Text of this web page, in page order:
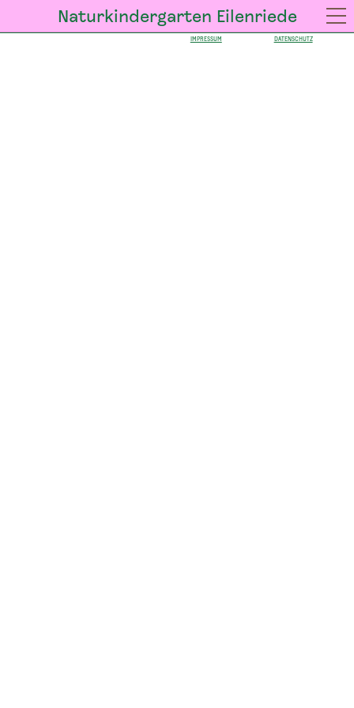
Naturkindergarten Eilenriede
IMPRESSUM DATENSCHUTZ